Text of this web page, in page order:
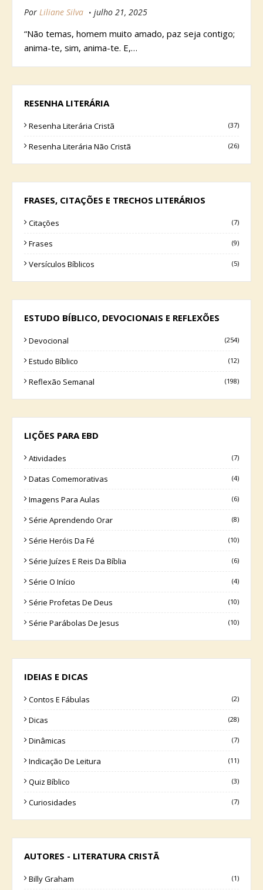
Por Liliane Silva julho 21, 2025
“Não temas, homem muito amado, paz seja contigo;
anima-te, sim, anima-te. E,…
RESENHA LITERÁRIA
Resenha Literária Cristã (37)
Resenha Literária Não Cristã (26)
FRASES, CITAÇÕES E TRECHOS LITERÁRIOS
Citações (7)
Frases (9)
Versículos Bíblicos (5)
ESTUDO BÍBLICO, DEVOCIONAIS E REFLEXÕES
Devocional (254)
Estudo Bíblico (12)
Reflexão Semanal (198)
LIÇÕES PARA EBD
Atividades (7)
Datas Comemorativas (4)
Imagens Para Aulas (6)
Série Aprendendo Orar (8)
Série Heróis Da Fé (10)
Série Juízes E Reis Da Bíblia (6)
Série O Início (4)
Série Profetas De Deus (10)
Série Parábolas De Jesus (10)
IDEIAS E DICAS
Contos E Fábulas (2)
Dicas (28)
Dinâmicas (7)
Indicação De Leitura (11)
Quiz Bíblico (3)
Curiosidades (7)
AUTORES - LITERATURA CRISTÃ
Billy Graham (1)